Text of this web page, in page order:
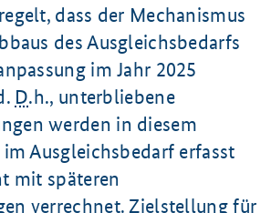
dass der Mechanismus
des Ausgleichsbedarfs
im Jahr 2025
D.h., unterbliebene
werden in diesem
Ausgleichsbedarf erfasst
mit späteren
verrechnet. Zielstellung für